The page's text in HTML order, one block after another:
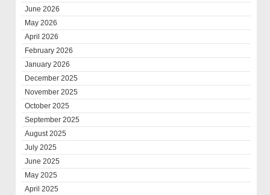
June 2026
May 2026
April 2026
February 2026
January 2026
December 2025
November 2025
October 2025
September 2025
August 2025
July 2025
June 2025
May 2025
April 2025